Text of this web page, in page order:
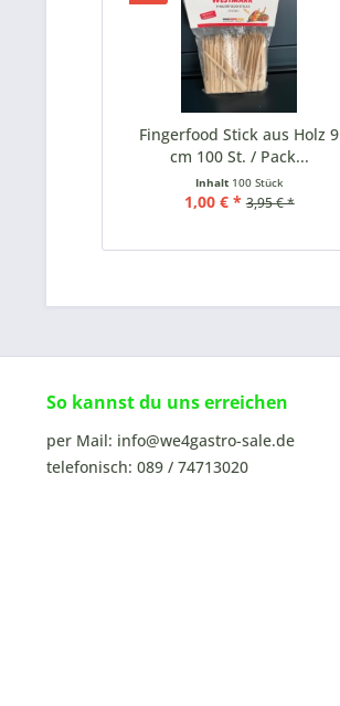
Fingerfood Stick aus Holz 9
cm 100 St. / Pack...
Inhalt 100 Stück
1,00 € * 3,95 € *
So kannst du uns erreichen
per Mail: info@we4gastro-sale.de
telefonisch: 089 / 74713020